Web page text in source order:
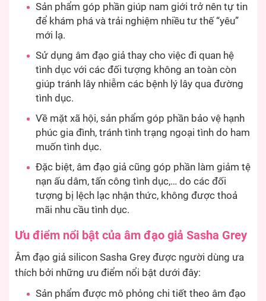
Sản phẩm góp phần giúp nam giới trở nên tự tin
để khám phá và trải nghiệm nhiều tư thế “yêu”
mới lạ.
Sử dụng âm đạo giả thay cho việc đi quan hệ
tình dục với các đối tượng không an toàn còn
giúp tránh lây nhiễm các bệnh lý lây qua đường
tình dục.
Về mặt xã hội, sản phẩm góp phần bảo vệ hạnh
phúc gia đình, tránh tình trạng ngoại tình do ham
muốn tình dục.
Đặc biệt, âm đạo giả cũng góp phần làm giảm tệ
nạn ấu dâm, tấn công tình dục,… do các đối
tượng bị lệch lạc nhận thức, không được thoả
mãi nhu cầu tình dục.
Ưu điểm nổi bật của âm đạo giả Sasha Grey
Âm đạo giả silicon Sasha Grey được người dùng ưa
thích bởi những ưu điểm nổi bật dưới đây:
Sản phẩm được mô phỏng chi tiết theo âm đạo